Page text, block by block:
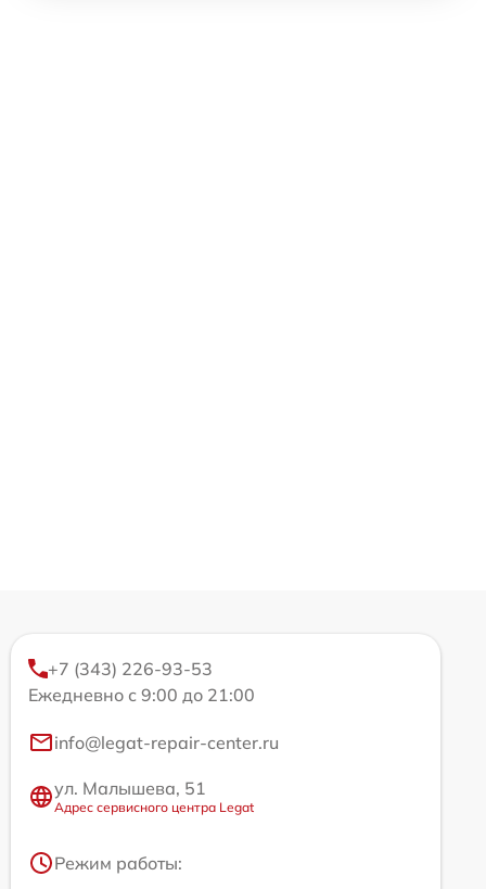
+7 (343) 226-93-53
Ежедневно с 9:00 до 21:00
info@legat-repair-center.ru
ул. Малышева, 51
Адрес сервисного центра Legat
Режим работы: